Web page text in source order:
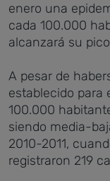
enero una
cada 100.000
alcanzará su
A pesar de
establecido para
100.000
siendo media-
2010-2011,
registraron 219